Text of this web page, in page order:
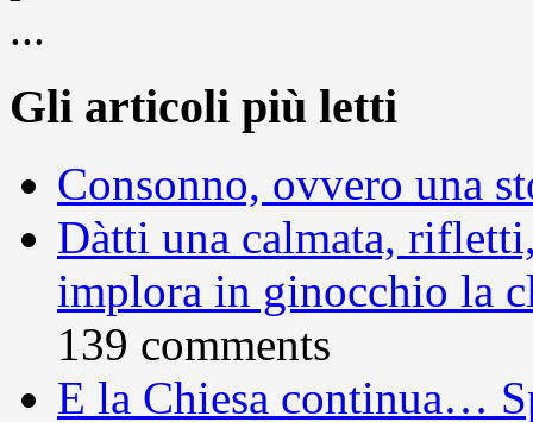
...
Gli articoli più letti
Consonno, ovvero una
Dàtti una calmata,
implora in ginocchio la
139 comments
E la Chiesa continua…